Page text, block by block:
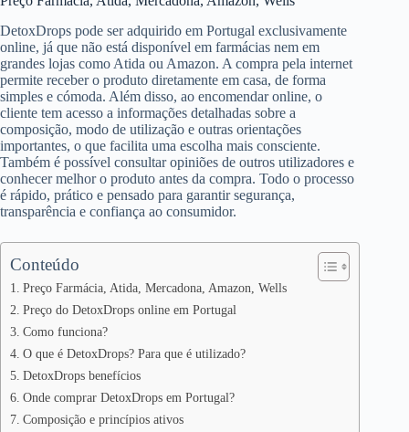
DetoxDrops pode ser adquirido em Portugal exclusivamente
online, já que não está disponível em farmácias nem em
grandes lojas como Atida ou Amazon. A compra pela internet
permite receber o produto diretamente em casa, de forma
simples e cómoda. Além disso, ao encomendar online, o
cliente tem acesso a informações detalhadas sobre a
composição, modo de utilização e outras orientações
importantes, o que facilita uma escolha mais consciente.
Também é possível consultar opiniões de outros utilizadores e
conhecer melhor o produto antes da compra. Todo o processo
é rápido, prático e pensado para garantir segurança,
transparência e confiança ao consumidor.
Conteúdo
Preço Farmácia, Atida, Mercadona, Amazon, Wells
Preço do DetoxDrops online em Portugal
Como funciona?
O que é DetoxDrops? Para que é utilizado?
DetoxDrops benefícios
Onde comprar DetoxDrops em Portugal?
Composição e princípios ativos